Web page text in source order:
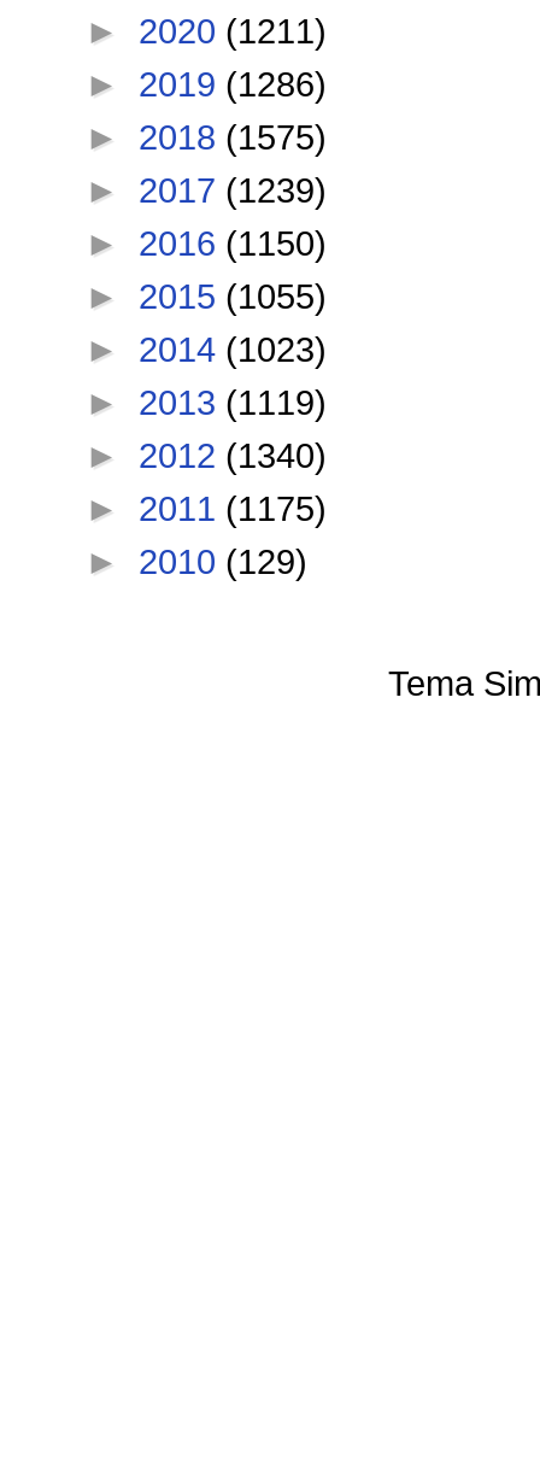
► 2020 (1211)
► 2019 (1286)
► 2018 (1575)
► 2017 (1239)
► 2016 (1150)
► 2015 (1055)
► 2014 (1023)
► 2013 (1119)
► 2012 (1340)
► 2011 (1175)
► 2010 (129)
Tema